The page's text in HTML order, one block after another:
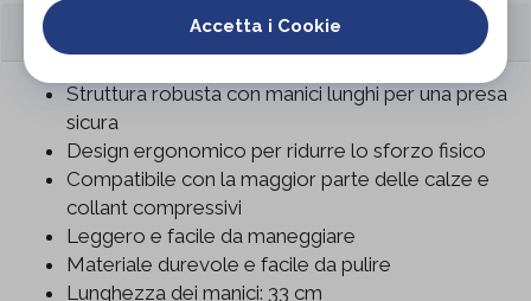
CARATTERISTICHE
Struttura robusta con manici lunghi per una presa
sicura
Design ergonomico per ridurre lo sforzo fisico
Compatibile con la maggior parte delle calze e
collant compressivi
Leggero e facile da maneggiare
Materiale durevole e facile da pulire
Lunghezza dei manici: 33 cm
Accetta i Cookie